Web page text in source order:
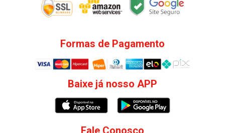
Formas de Pagamento
Baixe já nosso APP